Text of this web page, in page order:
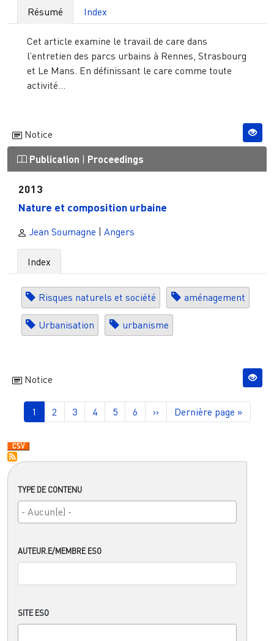
TYPE DE CONTENU
AUTEUR.E/MEMBRE ESO
SITE ESO
Résumé Index
Cet article examine le travail de care dans
l’entretien des parcs urbains à Rennes, Strasbourg
et Le Mans. En définissant le care comme toute
activité...
Notice
Publication Proceedings
2013
Nature et composition urbaine
Jean Soumagne | Angers
Index
Risques naturels et société aménagement
Urbanisation urbanisme
Notice
Pagination
Page courante
1 Page
2 Page
3 Page
4 Page
5 Page
6 Page suivante
›› Dernière page
Dernière page »